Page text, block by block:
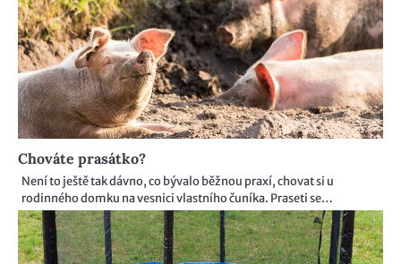
Chováte prasátko?
Není to ještě tak dávno, co bývalo běžnou praxí, chovat si u
rodinného domku na vesnici vlastního čuníka. Praseti se…